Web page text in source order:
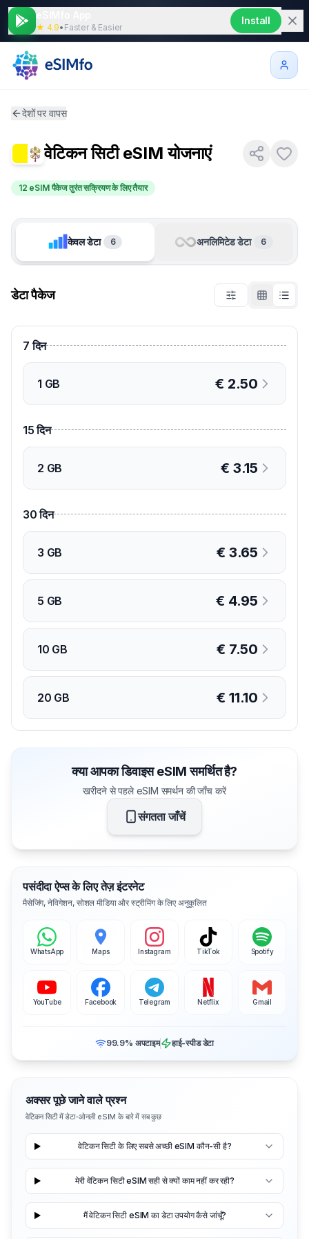
★ 4.9• Faster & Easier
Install
देशों पर वापस
वेटिकन सिटी eSIM योजनाएं
12 eSIM पैकेज तुरंत सक्रियण के लिए तैयार
केवल डेटा 6 अनलिमिटेड डेटा 6
डेटा पैकेज
7 दिन
1 GB € 2.50
15 दिन
2 GB € 3.15
30 दिन
3 GB € 3.65
5 GB € 4.95
10 GB € 7.50
20 GB € 11.10
क्या आपका डिवाइस eSIM समर्थित है?
खरीदने से पहले eSIM समर्थन की जाँच करें
संगतता जाँचें
पसंदीदा ऐप्स के लिए तेज़ इंटरनेट
मैसेजिंग, नेविगेशन, सोशल मीडिया और स्ट्रीमिंग के लिए अनुकूलित
WhatsApp Maps Instagram TikTok Spotify
YouTube Facebook Telegram Netflix Gmail
99.9% अपटाइम हाई-स्पीड डेटा
अक्सर पूछे जाने वाले प्रश्न
वेटिकन सिटी में डेटा-ओनली eSIM के बारे में सब कुछ
वेटिकन सिटी के लिए सबसे अच्छी eSIM कौन-सी है?
मेरी वेटिकन सिटी eSIM सही से क्यों काम नहीं कर रही?
मैं वेटिकन सिटी eSIM का डेटा उपयोग कैसे जांचूँ?